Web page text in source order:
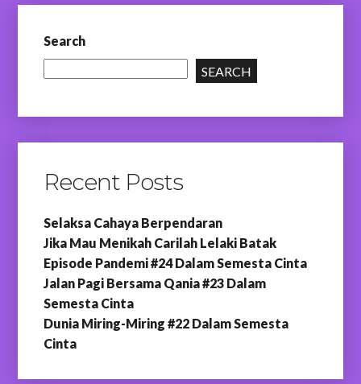
Search
SEARCH
Recent Posts
Selaksa Cahaya Berpendaran
Jika Mau Menikah Carilah Lelaki Batak
Episode Pandemi #24 Dalam Semesta Cinta
Jalan Pagi Bersama Qania #23 Dalam
Semesta Cinta
Dunia Miring-Miring #22 Dalam Semesta
Cinta